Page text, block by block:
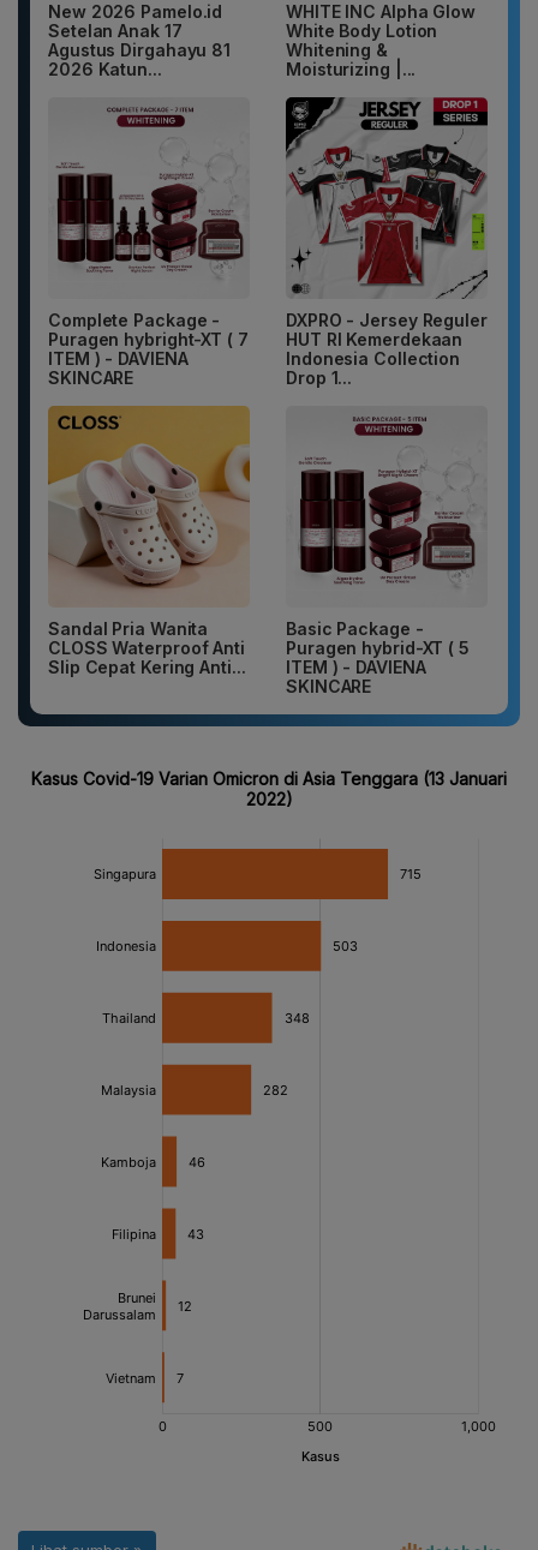
New 2026 Pamelo.id
Setelan Anak 17
Agustus Dirgahayu 81
2026 Katun...
WHITE INC Alpha Glow
White Body Lotion
Whitening &
Moisturizing |...
Complete Package -
Puragen hybright-XT ( 7
ITEM ) - DAVIENA
SKINCARE
DXPRO - Jersey Reguler
HUT RI Kemerdekaan
Indonesia Collection
Drop 1...
Sandal Pria Wanita
CLOSS Waterproof Anti
Slip Cepat Kering Anti...
Basic Package -
Puragen hybrid-XT ( 5
ITEM ) - DAVIENA
SKINCARE